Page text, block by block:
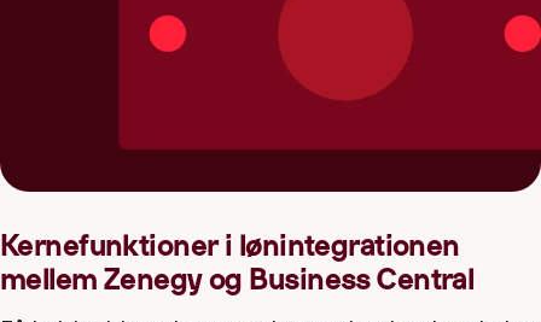
Kernefunktioner i lønintegrationen
mellem Zenegy og Business Central